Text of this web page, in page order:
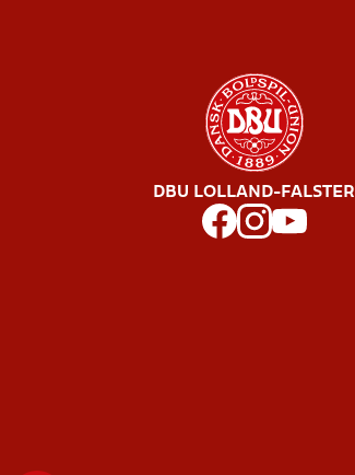
DBU LOLLAND-FALSTER